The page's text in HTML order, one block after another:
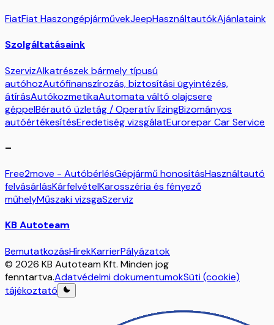
FiatFiat HaszongépjárművekJeepHasználtautókAjánlataink
Szolgáltatásaink
SzervizAlkatrészek bármely típusú
autóhozAutófinanszírozás, biztosítási ügyintézés,
átírásAutókozmetikaAutomata váltó olajcsere
géppelBérautó üzletág / Operatív lízingBizományos
autóértékesítésEredetiség vizsgálatEurorepar Car Service
–
Free2move - AutóbérlésGépjármű honosításHasználtautó
felvásárlásKárfelvételKarosszéria és fényező
műhelyMűszaki vizsgaSzerviz
KB Autoteam
BemutatkozásHírekKarrierPályázatok
© 2026 KB Autoteam Kft. Minden jog
fenntartva.Adatvédelmi dokumentumokSüti (cookie)
tájékoztató